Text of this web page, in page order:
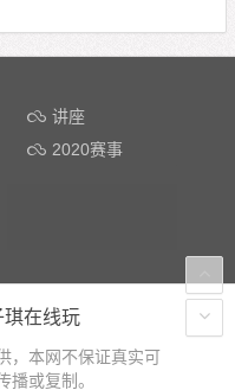
讲座
2020赛事
琪在线玩
，本网不保证真实可
播或复制。